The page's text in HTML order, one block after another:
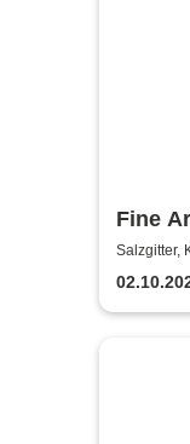
Fine
Stories
Salzgitter,